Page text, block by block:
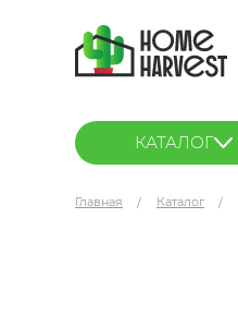
КАТАЛОГ
Главная Каталог